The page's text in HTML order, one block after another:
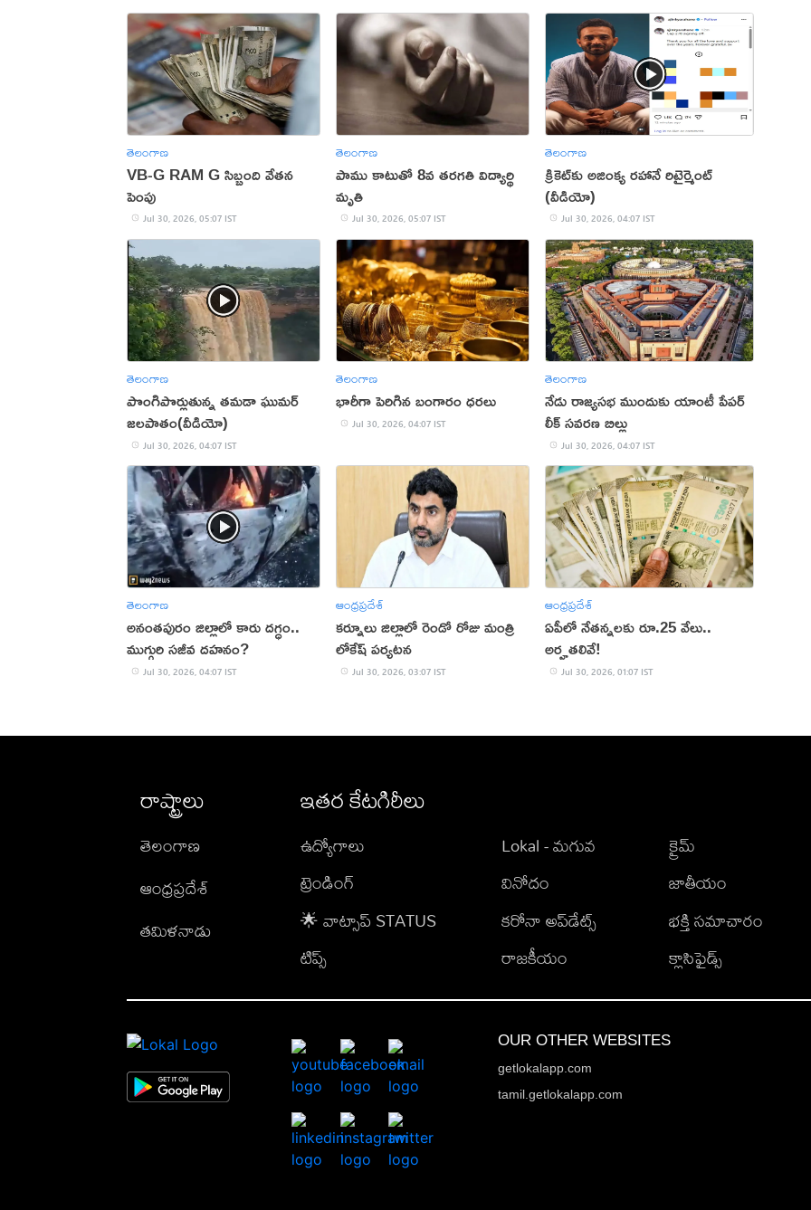
తెలంగాణ
VB-G RAM G సిబ్బంది వేతన
పెంపు
Jul 30, 2026, 05:07 IST
తెలంగాణ
పాము కాటుతో 8వ తరగతి విద్యార్థి
మృతి
Jul 30, 2026, 05:07 IST
తెలంగాణ
క్రికెట్‌కు అజింక్య రహానే రిటైర్మెంట్
(వీడియో)
Jul 30, 2026, 04:07 IST
తెలంగాణ
పొంగిపొర్లుతున్న తమడా ఘుమర్
జలపాతం(వీడియో)
Jul 30, 2026, 04:07 IST
తెలంగాణ
భారీగా పెరిగిన బంగారం ధరలు
Jul 30, 2026, 04:07 IST
తెలంగాణ
నేడు రాజ్యసభ ముందుకు యాంటీ పేపర్
లీక్ సవరణ బిల్లు
Jul 30, 2026, 04:07 IST
తెలంగాణ
అనంతపురం జిల్లాలో కారు దగ్ధం..
ముగ్గురి సజీవ దహనం?
Jul 30, 2026, 04:07 IST
ఆంధ్రప్రదేశ్
కర్నూలు జిల్లాలో రెండో రోజు మంత్రి
లోకేష్‌ పర్యటన
Jul 30, 2026, 03:07 IST
ఆంధ్రప్రదేశ్
ఏపీలో నేతన్నలకు రూ.25 వేలు..
అర్హతలివే!
Jul 30, 2026, 01:07 IST
రాష్ట్రాలు
తెలంగాణ
ఆంధ్రప్రదేశ్
తమిళనాడు
ఇతర కేటగిరీలు
ఉద్యోగాలు
ట్రెండింగ్
🌟 వాట్సాప్ STATUS
టిప్స్
Lokal - మగువ
వినోదం
కరోనా అప్‌డేట్స్
రాజకీయం
క్రైమ్
జాతీయం
భక్తి సమాచారం
క్లాసిఫైడ్స్
OUR OTHER WEBSITES
getlokalapp.com
tamil.getlokalapp.com